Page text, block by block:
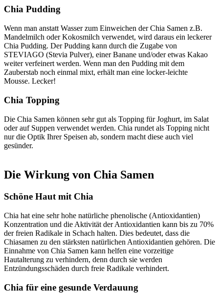
Chia Pudding
Wenn man anstatt Wasser zum Einweichen der Chia Samen z.B.
Mandelmilch oder Kokosmilch verwendet, wird daraus ein leckerer
Chia Pudding. Der Pudding kann durch die Zugabe von
STEVIAGO (Stevia Pulver), einer Banane und/oder etwas Kakao
weiter verfeinert werden. Wenn man den Pudding mit dem
Zauberstab noch einmal mixt, erhält man eine locker-leichte
Mousse. Lecker!
Chia Topping
Die Chia Samen können sehr gut als Topping für Joghurt, im Salat
oder auf Suppen verwendet werden. Chia rundet als Topping nicht
nur die Optik Ihrer Speisen ab, sondern macht diese auch viel
gesünder.
Die Wirkung von Chia Samen
Schöne Haut mit Chia
Chia hat eine sehr hohe natürliche phenolische (Antioxidantien)
Konzentration und die Aktivität der Antioxidantien kann bis zu 70%
der freien Radikale in Schach halten. Dies bedeutet, dass die
Chiasamen zu den stärksten natürlichen Antioxidantien gehören. Die
Einnahme von Chia Samen kann helfen eine vorzeitige
Hautalterung zu verhindern, denn durch sie werden
Entzündungsschäden durch freie Radikale verhindert.
Chia für eine gesunde Verdauung